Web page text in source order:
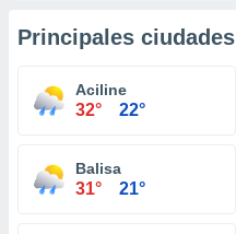
Principales ciudades
Aciline
32° 22°
Balisa
31° 21°